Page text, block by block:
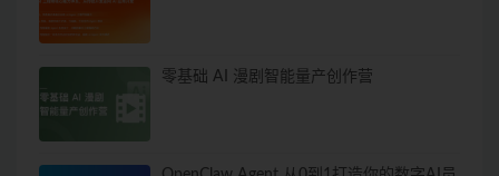
零基础 AI 漫剧智能量产创作营